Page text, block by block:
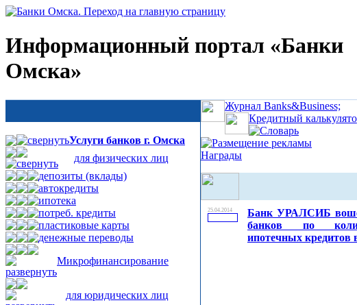
Информационный портал «Банки
Омска»
Услуги банков г. Омска
для физических лиц
депозиты (вклады)
автокредиты
ипотека
потреб. кредиты
пластиковые карты
денежные переводы
Микрофинансирование
для юридических лиц
Журнал Banks&Business;
Кредитный
Словарь
Размещение рекламы
Награды
25.04.2014
Банк УРАЛСИБ
банков по
ипотечных кредитов